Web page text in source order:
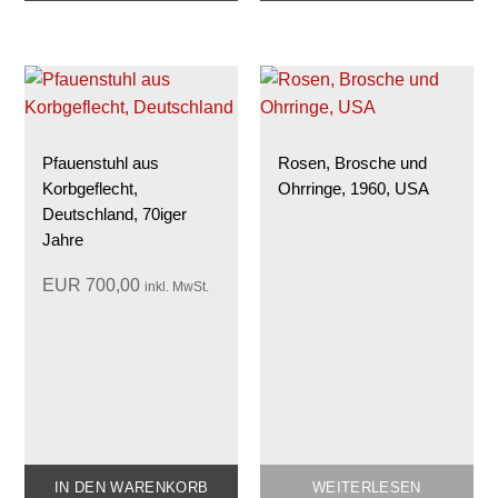
Pfauenstuhl aus
Korbgeflecht,
Deutschland, 70iger
Jahre
EUR 700,00 inkl. MwSt.
IN DEN WARENKORB
Rosen, Brosche und
Ohrringe, 1960, USA
WEITERLESEN